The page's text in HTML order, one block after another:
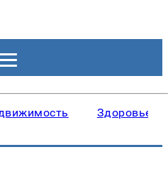
Здоровье